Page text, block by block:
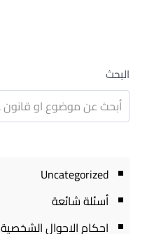
البحث
Uncategorized
أسئلة شائعة
احكام الاحوال الشخصية